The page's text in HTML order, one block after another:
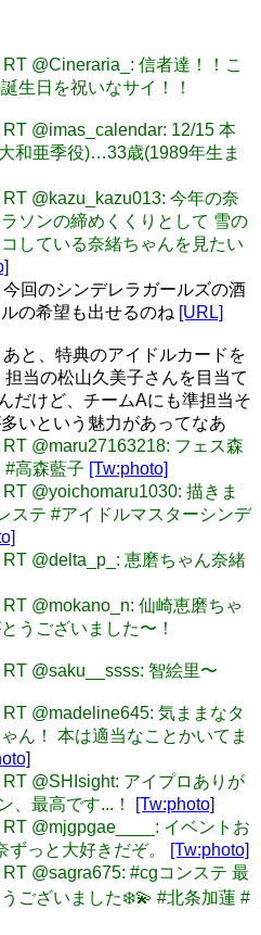
RT @Cineraria_: 信者達！！こ
生日を祝いなサイ！！
RT @imas_calendar: 12/15 本
和亜季役)…33歳(1989年生ま
RT @kazu_kazu013: 今年の奈
ソンの締めくくりとして 雪の
している奈緒ちゃんを見たい
今回のシンデレラガールズの酒
の希望も出せるのね [URL]
あと、特典のアイドルカードを
当の松山久美子さんを目当て
だけど、チームAにも準担当そ
いという魅力があってなあ
RT @maru27163218: フェス森
#高森藍子 [Tw:photo]
RT @yoichomaru1030: 描きま
ステ #アイドルマスターシンデ
RT @delta_p_: 恵磨ちゃん奈緒
RT @mokano_n: 仙崎恵磨ちゃ
うございました〜！
RT @saku__ssss: 智絵里〜
RT @madeline645: 気ままなタ
ん！ 本は適当なことかいてま
RT @SHIsight: アイプロありが
、最高です...！
[Tw:photo]
RT @mjgpgae____: イベントお
っと大好きだぞ。
[Tw:photo]
RT @sagra675: #cgコンステ 最
ございました❄️💫 #北条加蓮 #